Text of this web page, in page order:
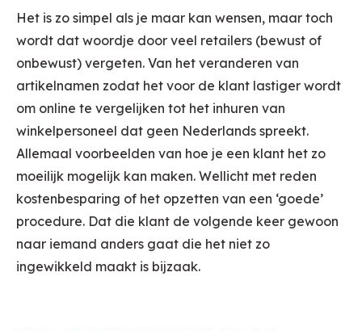
Het is zo simpel als je maar kan wensen, maar toch
wordt dat woordje door veel retailers (bewust of
onbewust) vergeten. Van het veranderen van
artikelnamen zodat het voor de klant lastiger wordt
om online te vergelijken tot het inhuren van
winkelpersoneel dat geen Nederlands spreekt.
Allemaal voorbeelden van hoe je een klant het zo
moeilijk mogelijk kan maken. Wellicht met reden
kostenbesparing of het opzetten van een ‘goede’
procedure. Dat die klant de volgende keer gewoon
naar iemand anders gaat die het niet zo
ingewikkeld maakt is bijzaak.